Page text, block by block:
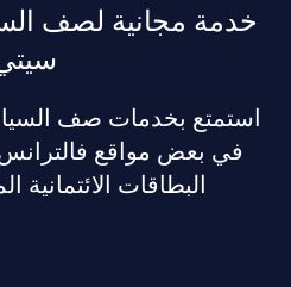
خدمة مجانية لصف
استمتع بخدمات صف
في بعض مواقع
البطاقات